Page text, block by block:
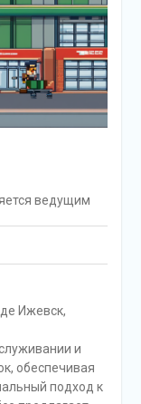
ведущим
Ижевск,
и
обеспечивая
подход к